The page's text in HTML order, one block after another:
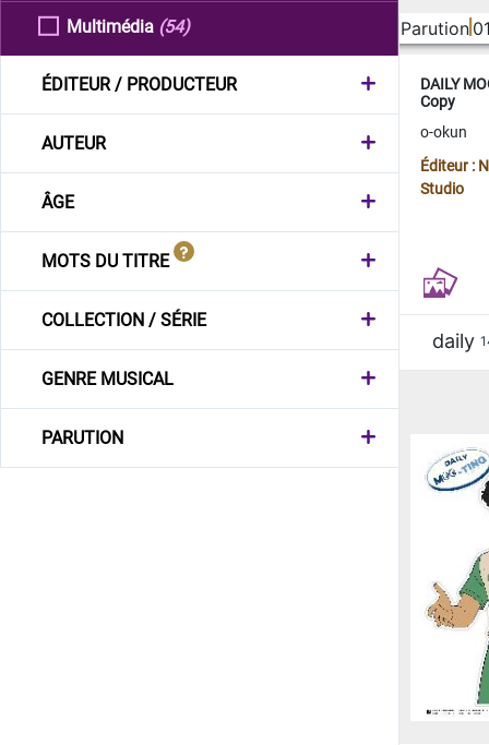
Multimédia (54)
ÉDITEUR / PRODUCTEUR
AUTEUR
ÂGE
MOTS DU TITRE
COLLECTION / SÉRIE
GENRE MUSICAL
PARUTION
Parution
DAILY
Copy
o-okun
Éditeur :
Studio
daily